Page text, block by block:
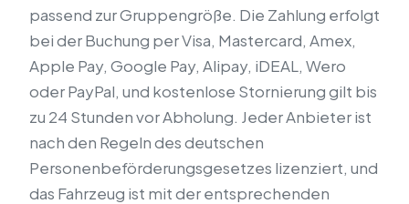
passend zur Gruppengröße. Die Zahlung erfolgt
bei der Buchung per Visa, Mastercard, Amex,
Apple Pay, Google Pay, Alipay, iDEAL, Wero
oder PayPal, und kostenlose Stornierung gilt bis
zu 24 Stunden vor Abholung. Jeder Anbieter ist
nach den Regeln des deutschen
Personenbeförderungsgesetzes lizenziert, und
das Fahrzeug ist mit der entsprechenden